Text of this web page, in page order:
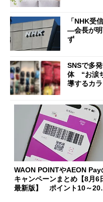
「NHK受
―会長が明
ず
SNSで多
体 “お涙
導するカラ
WAON POINTやAEON Pay
キャンペーンまとめ【8月6
最新版】 ポイント10～20